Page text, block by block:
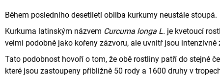
Během posledního desetiletí obliba kurkumy neustále stoupá.
Kurkuma latinským názvem Curcuma longa L. je kvetoucí
velmi podobně jako kořeny zázvoru, ale uvnitř jsou intenzivně
Tato podobnost hovoří o tom, že obě rostliny patří do stejné
které jsou zastoupeny přibližně 50 rody a 1600 druhy v
A
Í
?